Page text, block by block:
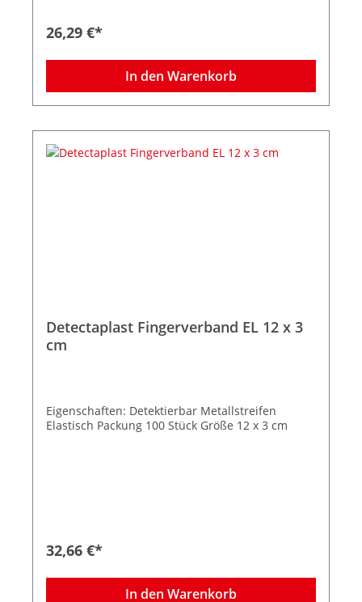
26,29 €*
In den Warenkorb
Detectaplast Fingerverband EL 12 x 3
cm
Eigenschaften: Detektierbar Metallstreifen
Elastisch Packung 100 Stück Größe 12 x 3 cm
32,66 €*
In den Warenkorb